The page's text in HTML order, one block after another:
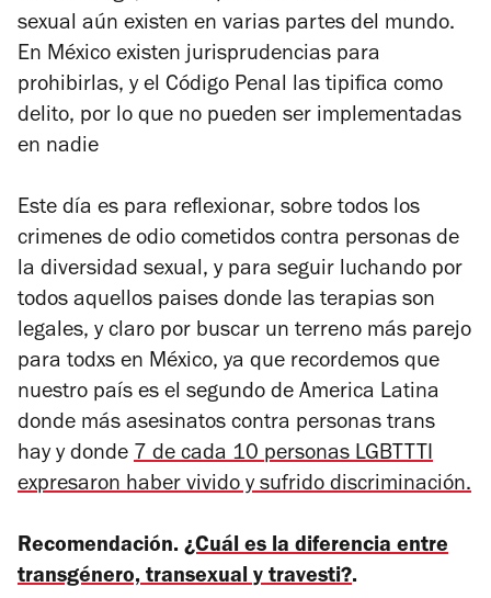
sexual aún existen en varias partes del mundo.
En México existen jurisprudencias para
prohibirlas, y el Código Penal las tipifica como
delito, por lo que no pueden ser implementadas
en nadie
Este día es para reflexionar, sobre todos los
crimenes de odio cometidos contra personas de
la diversidad sexual, y para seguir luchando por
todos aquellos paises donde las terapias son
legales, y claro por buscar un terreno más parejo
para todxs en México, ya que recordemos que
nuestro país es el segundo de America Latina
donde más asesinatos contra personas trans
hay y donde 7 de cada 10 personas LGBTTTI
expresaron haber vivido y sufrido discriminación.
Recomendación. ¿Cuál es la diferencia entre
transgénero, transexual y travesti?.